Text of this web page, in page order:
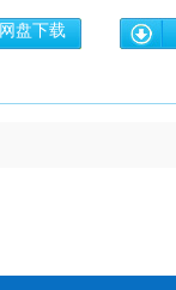
网盘下载